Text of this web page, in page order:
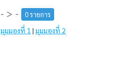
- > - 0 รายการ
มุมมองที่ 1 | มุมมองที่ 2